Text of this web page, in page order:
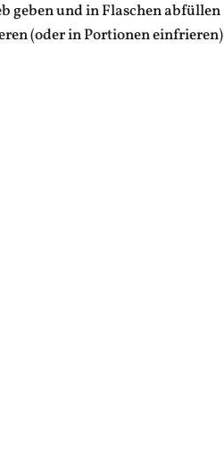
geben und in Flaschen abfüllen
(oder in Portionen einfrieren)